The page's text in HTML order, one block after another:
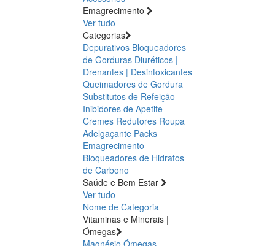
Emagrecimento
Ver tudo
Categorias
Depurativos Bloqueadores
de Gorduras Diuréticos |
Drenantes | Desintoxicantes
Queimadores de Gordura
Substitutos de Refeição
Inibidores de Apetite
Cremes Redutores Roupa
Adelgaçante Packs
Emagrecimento
Bloqueadores de Hidratos
de Carbono
Saúde e Bem Estar
Ver tudo
Nome de Categoria
Vitaminas e Minerais |
Ómegas
Magnésio Ómegas